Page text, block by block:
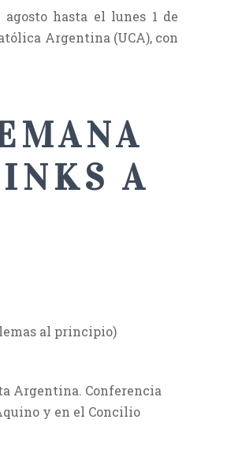
hasta el lunes 1 de
Argentina (UCA), con
A
al principio)
Argentina. Conferencia
y en el Concilio